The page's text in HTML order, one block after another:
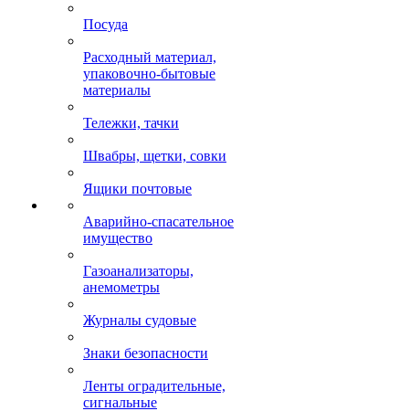
Посуда
Расходный материал,
упаковочно-бытовые
материалы
Тележки, тачки
Швабры, щетки, совки
Ящики почтовые
Аварийно-спасательное
имущество
Газоанализаторы,
анемометры
Журналы судовые
Знаки безопасности
Ленты оградительные,
сигнальные